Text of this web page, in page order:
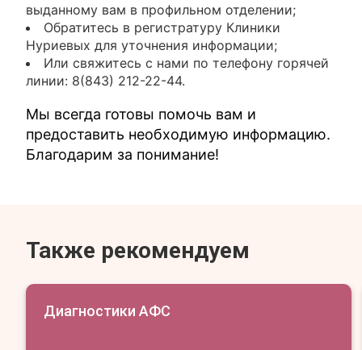
выданному вам в профильном отделении;
Обратитесь в регистратуру Клиники
Нуриевых для уточнения информации;
Или свяжитесь с нами по телефону горячей
линии: 8(843) 212-22-44.
Мы всегда готовы помочь вам и
предоставить необходимую информацию.
Благодарим за понимание!
Также рекомендуем
Диагностики АФС